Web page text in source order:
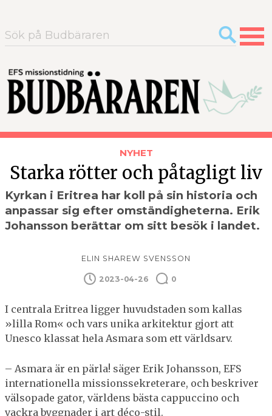
Sök
efter:
NYHET
Starka rötter och påtagligt liv
Kyrkan i Eritrea har koll på sin historia och
anpassar sig efter omständigheterna. Erik
Johansson berättar om sitt besök i landet.
ELIN SHAREW SVENSSON
2023-04-26 0
I centrala Eritrea ligger huvudstaden som kallas
»lilla Rom« och vars unika arkitektur gjort att
Unesco klassat hela Asmara som ett världsarv.
– Asmara är en pärla! säger Erik Johansson, EFS
internationella missionssekreterare, och beskriver
välsopade gator, världens bästa cappuccino och
vackra byggnader i art déco-stil.